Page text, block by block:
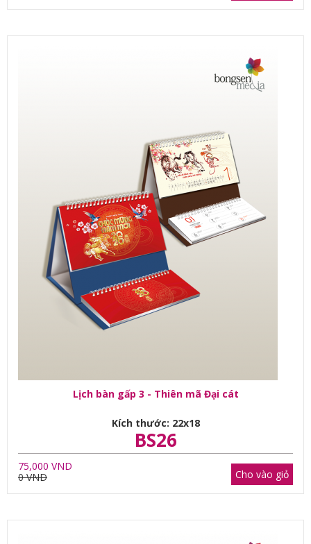
Lịch bàn gấp 3 - Thiên mã Đại cát
Kích thước: 22x18
BS26
75,000 VND
0 VND
Cho vào giỏ